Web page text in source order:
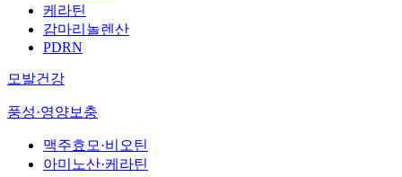
케라틴
감마리놀렌산
PDRN
모발건강
풍성·영양보충
맥주효모·비오틴
아미노산·케라틴